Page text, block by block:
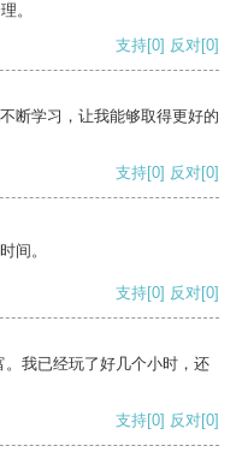
。
支持[0] 反对[0]
断学习，让我能够取得更好的
支持[0] 反对[0]
间。
支持[0] 反对[0]
我已经玩了好几个小时，还
支持[0] 反对[0]